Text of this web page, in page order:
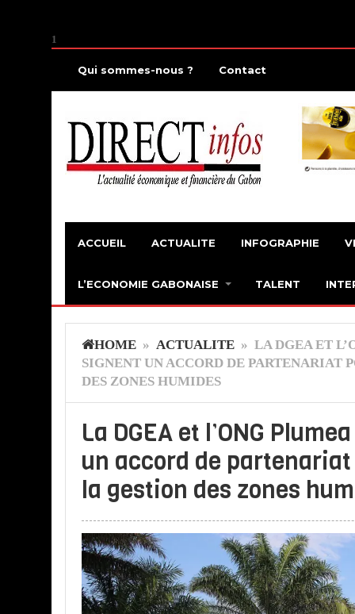
1
Qui sommes-nous ? Contact
ACCUEIL ACTUALITE INFOGRAPHIE
L’ECONOMIE GABONAISE TALENT
HOME » ACTUALITE » LA DGEA ET
SIGNENT UN ACCORD DE PARTENARIAT
DES ZONES HUMIDES
La DGEA et l’ONG
un accord de
la gestion des zones